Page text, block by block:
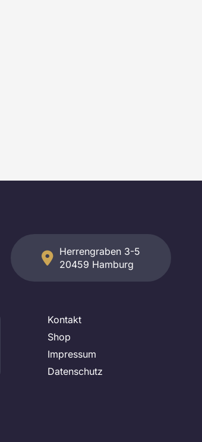
Herrengraben 3-5
20459 Hamburg
Kontakt
Shop
Impressum
Datenschutz